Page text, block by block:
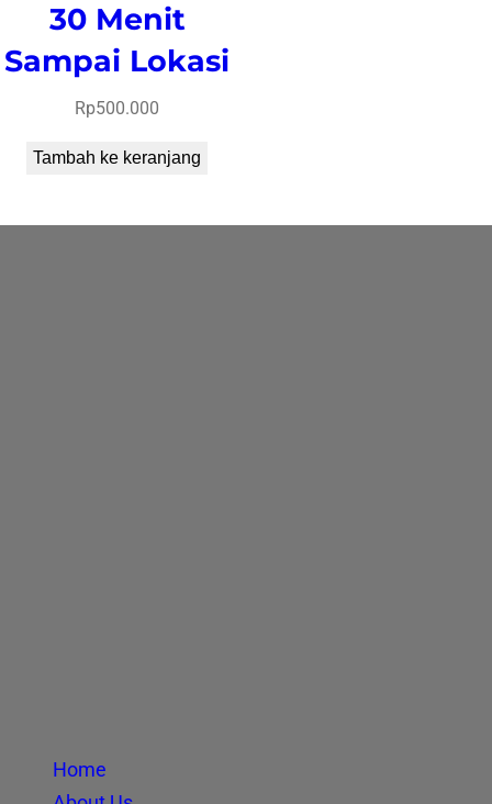
30 Menit
Sampai Lokasi
Rp500.000
Tambah ke keranjang
Home